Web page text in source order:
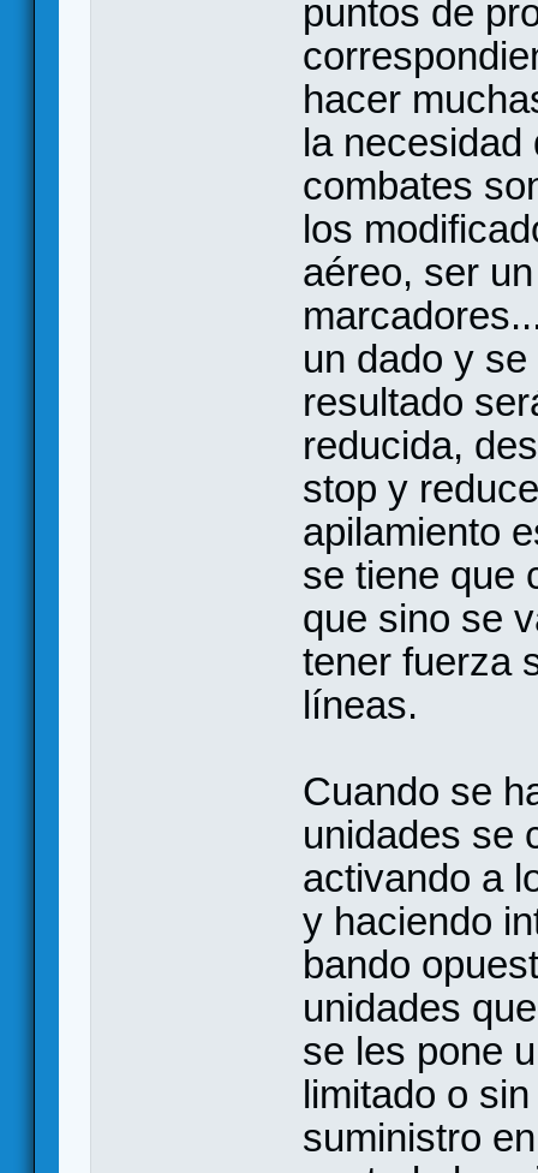
puntos de
hacer
la necesidad
combates
los
aéreo, ser
un dado y
resultado
reducida,
stop y
apilamiento
se tiene que
que sino se
tener fuerza
líneas.
Cuando se
unidades se
activando a
y haciendo
bando
unidades
se les pone
limitado o
suministro